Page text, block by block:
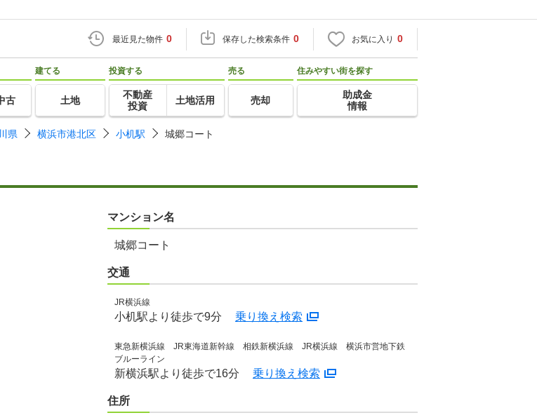
最近見た物件 0 保存した検索条件 0 お気に入り 0
古
建てる
土地
投資する
不動産
投資
土地活用
売る
売却
住みやすい街を探す
助成金
情報
県 横浜市港北区 小机駅 城郷コート
マンション名
城郷コート
交通
JR横浜線
小机駅より徒歩で9分 乗り換え検索
東急新横浜線 JR東海道新幹線 相鉄新横浜線 JR横浜線 横浜市営地下鉄
ブルーライン
新横浜駅より徒歩で16分 乗り換え検索
住所